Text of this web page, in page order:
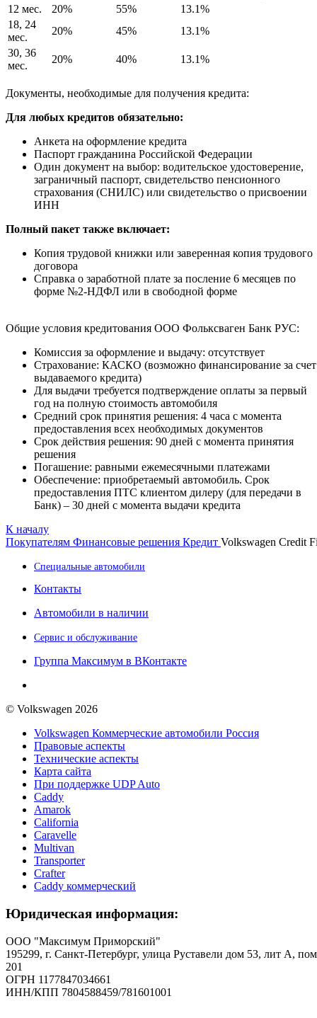
12 мес.
20% 55%
13.1%
18, 24
мес.
20% 45%
13.1%
30, 36
мес.
20% 40% 13.1%
Документы, необходимые для получения кредита:
Для любых кредитов обязательно:
Анкета на оформление кредита
Паспорт гражданина Российской Федерации
Один документ на выбор: водительское удостоверение,
заграничный паспорт, свидетельство пенсионного
страхования (СНИЛС) или свидетельство о присвоении
ИНН
Полный пакет также включает:
Копия трудовой книжки или заверенная копия трудового
договора
Справка о заработной плате за посление 6 месяцев по
форме №2-НДФЛ или в свободной форме
Общие условия кредитования ООО Фольксваген Банк РУС:
Комиссия за оформление и выдачу: отсутствует
Страхование: КАСКО (возможно финансирование за счет
выдаваемого кредита)
Для выдачи требуется подтверждение оплаты за первый
год на полную стоимость автомобиля
Средний срок принятия решения: 4 часа с момента
предоставления всех необходимых документов
Срок действия решения: 90 дней с момента принятия
решения
Погашение: равными ежемесячными платежами
Обеспечение: приобретаемый автомобиль. Срок
предоставления ПТС клиентом дилеру (для передачи в
Банк) – 30 дней с момента выдачи кредита
К началу
Покупателям Финансовые решения Кредит Volkswagen Credit
Специальные автомобили
Контакты
Автомобили в наличии
Сервис и обслуживание
Группа Максимум в ВКонтакте
© Volkswagen 2026
Volkswagen Коммерческие автомобили Россия
Правовые аспекты
Технические аспекты
Карта сайта
При поддержке UDP Auto
Caddy
Amarok
California
Caravelle
Multivan
Transporter
Crafter
Caddy коммерческий
Юридическая информация:
ООО "Максимум Приморский"
195299, г. Санкт-Петербург, улица Руставели дом 53, лит А,
201
ОГРН 1177847034661
ИНН/КПП 7804588459/781601001